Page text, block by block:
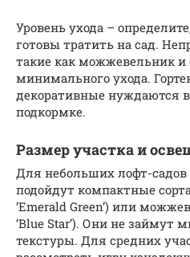
Уровень ухода –
готовы тратить на сад.
такие как можжевельник и
минимального ухода.
декоративные нуждаются
подкормке.
Размер участка и
Для небольших лофт-садов
подойдут компактные
‘Emerald Green’) или
‘Blue Star’). Они не займут
текстуры. Для средних